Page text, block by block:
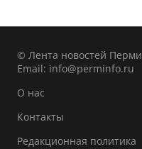
© Лента новостей Перми
Email: info@perminfo.ru
О нас
Контакты
Редакционная политика